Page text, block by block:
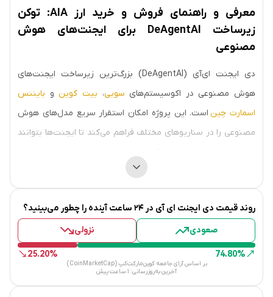
معرفی و راهنمای فروش و خرید ارز AIA: توکن
زیرساخت DeAgentAI برای ایجنت‌های هوش
مصنوعی
دی ایجنت ای‌آی (DeAgentAI) بزرگ‌ترین زیرساخت ایجنت‌های
هوش مصنوعی در اکوسیستم‌های سویی، بیت کوینو بایننس
اسمارت چیناست. این پروژه امکان استقرار سریع مدل‌های هوش
مصنوعی را در سناریوهای مختلف فراهم می‌کند تا ایجنت‌ها بتوانند
ویژگی برجسته دی ایجنت AI، استفاده از مکانیزم اجماع حداقل
آنتروپی است که سه اصل کلیدی "اجماع، هویت و تداوم" را برای
ایجنت‌ها تضمین می‌کند. این امر، مسیر حرکت به سمت یک جامعه
مبتنی بر اجماع هوش مصنوعی غیرمتمرکز را تسریع می‌سازد.
تاریخچه و پیدایش
با رشد سریع مدل‌های زبانی بزرگ (LLMها) و توانایی آن‌ها در انجام
روند قیمت دی ایجنت ای آی در ۲۴ ساعت آینده را چطور می‌بینید؟
صعودی
نزولی
74.80%
25.20%
بر اساس آرای جامعه کوین‌مارکت‌کپ (CoinMarketCap)
آخرین به‌روزرسانی: 1 ساعت پیش